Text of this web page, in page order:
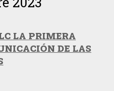
LA PRIMERA
DE LAS